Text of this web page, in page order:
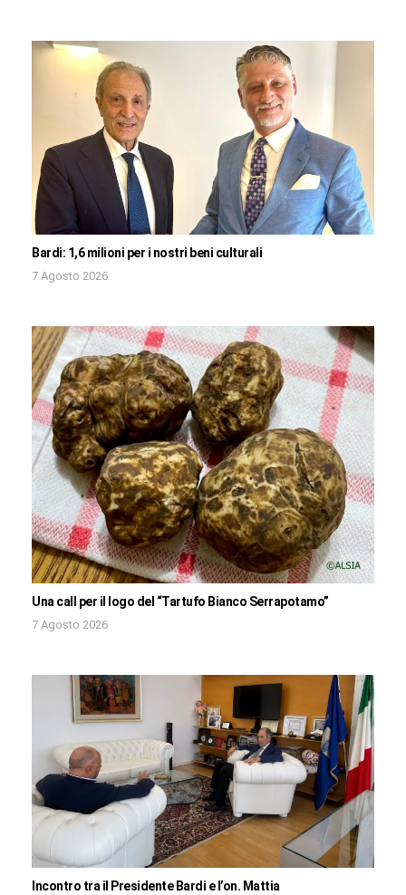
Bardi: 1,6 milioni per i nostri beni culturali
7 Agosto 2026
Una call per il logo del “Tartufo Bianco Serrapotamo”
7 Agosto 2026
Incontro tra il Presidente Bardi e l’on. Mattia